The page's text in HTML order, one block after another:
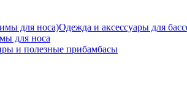
Одежда и аксессуары для
для носа
и полезные прибамбасы